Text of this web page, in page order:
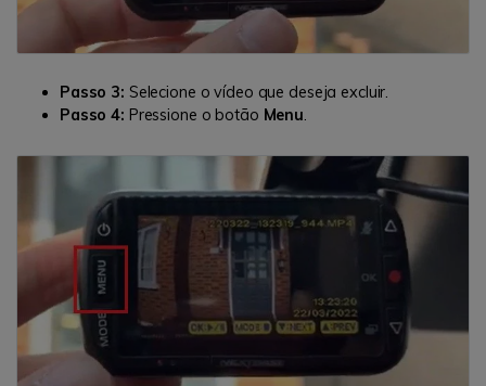
Passo 3: Selecione o vídeo que deseja excluir.
Passo 4: Pressione o botão Menu.